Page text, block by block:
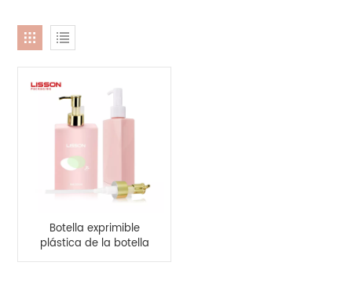
Botella exprimible
plástica de la botella
del espray de la